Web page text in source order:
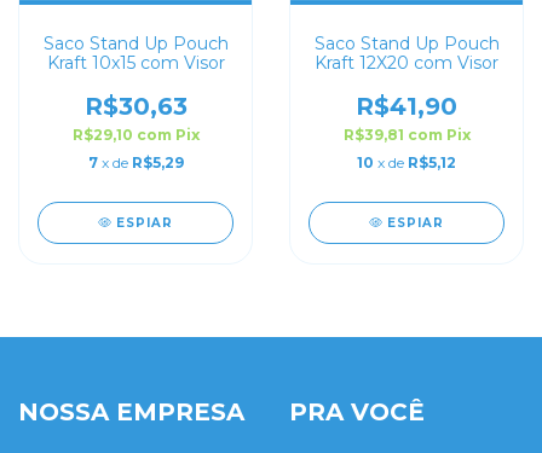
Saco Stand Up Pouch
Kraft 10x15 com Visor
R$30,63
R$29,10 com Pix
7 x de R$5,29
ESPIAR
Saco Stand Up Pouch
Kraft 12X20 com Visor
R$41,90
R$39,81 com Pix
10 x de R$5,12
ESPIAR
NOSSA EMPRESA PRA VOCÊ